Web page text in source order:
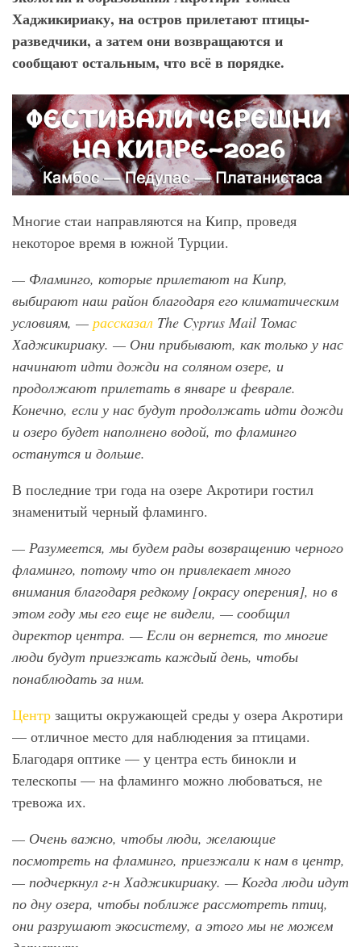
Хаджикириаку, на остров прилетают птицы-
разведчики, а затем они возвращаются и
сообщают остальным, что всё в порядке.
Многие стаи направляются на Кипр, проведя
некоторое время в южной Турции.
— Фламинго, которые прилетают на Кипр,
выбирают наш район благодаря его климатическим
условиям, — рассказал The Cyprus Mail Томас
Хаджикириаку. — Они прибывают, как только у нас
начинают идти дожди на соляном озере, и
продолжают прилетать в январе и феврале.
Конечно, если у нас будут продолжать идти дожди
и озеро будет наполнено водой, то фламинго
останутся и дольше.
В последние три года на озере Акротири гостил
знаменитый черный фламинго.
— Разумеется, мы будем рады возвращению черного
фламинго, потому что он привлекает много
внимания благодаря редкому [окрасу оперения], но в
этом году мы его еще не видели, — сообщил
директор центра. — Если он вернется, то многие
люди будут приезжать каждый день, чтобы
понаблюдать за ним.
Центр защиты окружающей среды у озера Акротири
— отличное место для наблюдения за птицами.
Благодаря оптике — у центра есть бинокли и
телескопы — на фламинго можно любоваться, не
тревожа их.
— Очень важно, чтобы люди, желающие
посмотреть на фламинго, приезжали к нам в центр,
— подчеркнул г-н Хаджикириаку. — Когда люди идут
по дну озера, чтобы поближе рассмотреть птиц,
они разрушают экосистему, а этого мы не можем